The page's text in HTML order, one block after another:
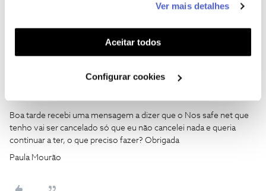
funcionalidades (cookies de personalização e
funcionalidade) e adaptar anúncios aos seus interesses
(cookies de publicidade personalizada). Pode gerir a
utilização dos cookies clicando em "Configurar
Ver mais detalhes
Aceitar todos
Configurar cookies
Ajude a comunidade a encontrar informação relevante. Marque
Boa tarde recebi uma mensagem a dizer que o Nos safe net que
tenho vai ser cancelado só que eu não cancelei nada e queria
continuar a ter, o que preciso fazer? Obrigada
Paula Mourão